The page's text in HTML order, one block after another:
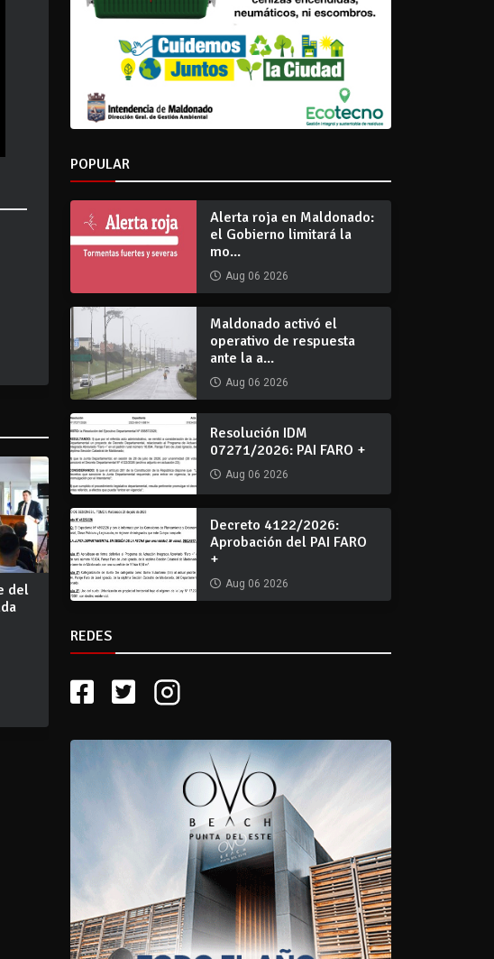
del
POPULAR
Alerta roja en Maldonado:
el Gobierno limitará la
mo...
Aug 06 2026
Maldonado activó el
operativo de respuesta
ante la a...
Aug 06 2026
Resolución IDM
07271/2026: PAI FARO +
Aug 06 2026
Decreto 4122/2026:
Aprobación del PAI FARO
+
Aug 06 2026
REDES